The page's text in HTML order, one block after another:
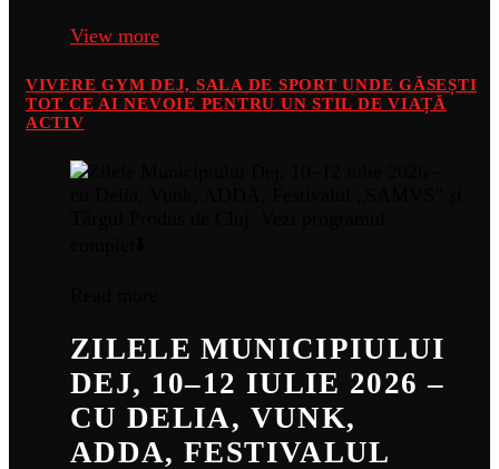
View more
VIVERE GYM DEJ, SALA DE SPORT UNDE GĂSEȘTI
TOT CE AI NEVOIE PENTRU UN STIL DE VIAȚĂ
ACTIV
ZILELE MUNICIPIULUI
DEJ, 10–12 IULIE 2026 –
CU DELIA, VUNK,
ADDA, FESTIVALUL